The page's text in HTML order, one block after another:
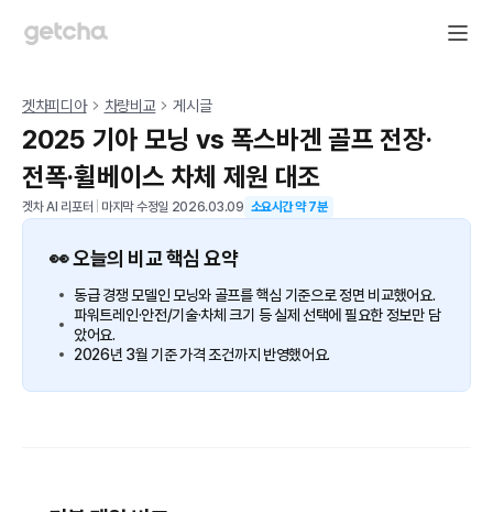
겟차피디아 차량비교 게시글
2025 기아 모닝 vs 폭스바겐 골프 전장·
전폭·휠베이스 차체 제원 대조
겟차 AI 리포터 마지막 수정일 2026.03.09 소요시간 약7분
👀 오늘의 비교 핵심 요약
동급 경쟁 모델인 모닝와 골프를 핵심 기준으로 정면 비교했어요.
파워트레인·안전/기술·차체 크기 등 실제 선택에 필요한 정보만 담
았어요.
2026년 3월 기준 가격 조건까지 반영했어요.